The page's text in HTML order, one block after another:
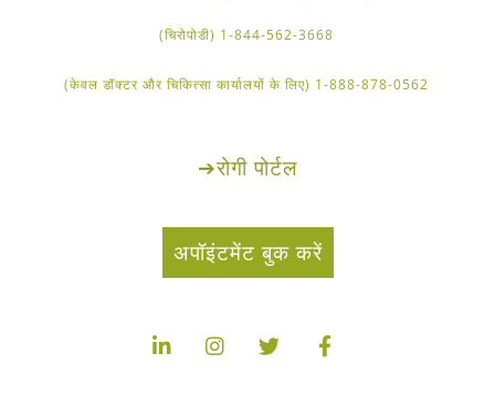
1-844-562-3668 (चिरोपोडी)
1-888-878-0562 (केवल डॉक्टर और चिकित्सा कार्यालयों के लिए)
रोगी पोर्टल
➔
अपॉइंटमेंट बुक करें